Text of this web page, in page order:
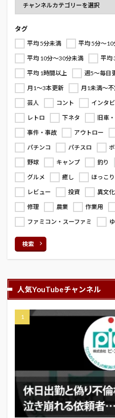
タグ
平均 5分未満
平均 5分～
平均 10分～30分未満
平均
平均 1時間以上
週5～毎日
月1～3本更新
月1未満～
芸人
コント インタ
レトロ
下ネタ 旧車
事件・事故
アウトロー
パチンコ
パチスロ
野球
キャンプ 釣り
グルメ
癒し ほっこり
レビュー
投資 異文化
修理
農業 作業用
ファミコン・スーファミ
検索
人気YouTubeチャンネル